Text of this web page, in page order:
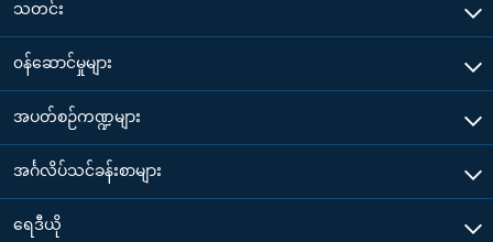
သတင်း
၀န်ဆောင်မှုများ
အပတ်စဉ်ကဏ္ဍများ
အင်္ဂလိပ်သင်ခန်းစာများ
ရေဒီယို